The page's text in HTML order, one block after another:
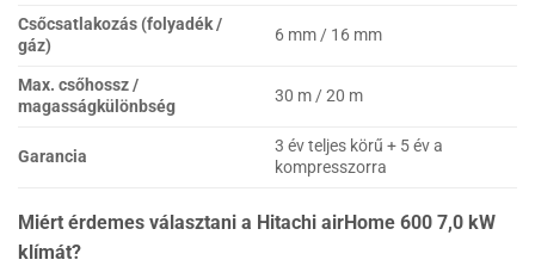
Csőcsatlakozás (folyadék /
gáz)
6 mm / 16 mm
Max. csőhossz /
magasságkülönbség
30 m / 20 m
Garancia
3 év teljes körű + 5 év a
kompresszorra
Miért érdemes választani a Hitachi airHome 600 7,0 kW
klímát?